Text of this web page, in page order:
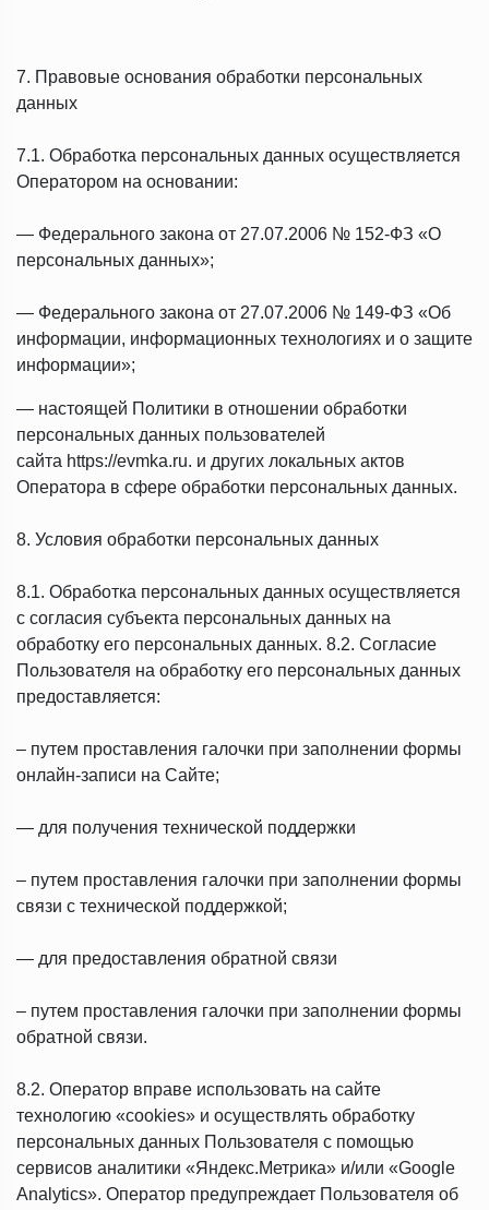
7. Правовые основания обработки персональных
данных
7.1. Обработка персональных данных осуществляется
Оператором на основании:
— Федерального закона от 27.07.2006 № 152-ФЗ «О
персональных данных»;
— Федерального закона от 27.07.2006 № 149-ФЗ «Об
информации, информационных технологиях и о защите
информации»;
— настоящей Политики в отношении обработки
персональных данных пользователей
сайта https://evmka.ru. и других локальных актов
Оператора в сфере обработки персональных данных.
8. Условия обработки персональных данных
8.1. Обработка персональных данных осуществляется
с согласия субъекта персональных данных на
обработку его персональных данных. 8.2. Согласие
Пользователя на обработку его персональных данных
предоставляется:
– путем проставления галочки при заполнении формы
онлайн-записи на Сайте;
— для получения технической поддержки
– путем проставления галочки при заполнении формы
связи с технической поддержкой;
— для предоставления обратной связи
– путем проставления галочки при заполнении формы
обратной связи.
8.2. Оператор вправе использовать на сайте
технологию «cookies» и осуществлять обработку
персональных данных Пользователя с помощью
сервисов аналитики «Яндекс.Метрика» и/или «Google
Analytics». Оператор предупреждает Пользователя об